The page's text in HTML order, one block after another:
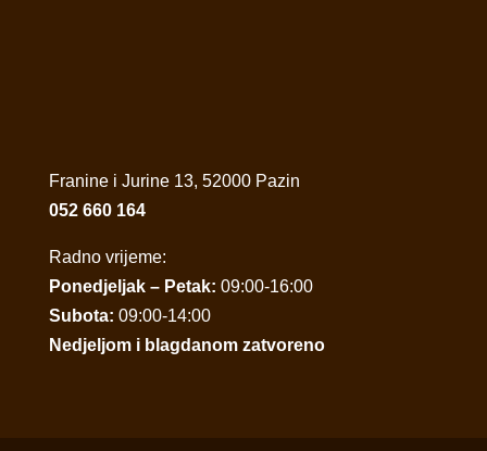
Franine i Jurine 13, 52000 Pazin
052 660 164
Radno vrijeme:
Ponedjeljak – Petak: 09:00-16:00
Subota: 09:00-14:00
Nedjeljom i blagdanom zatvoreno